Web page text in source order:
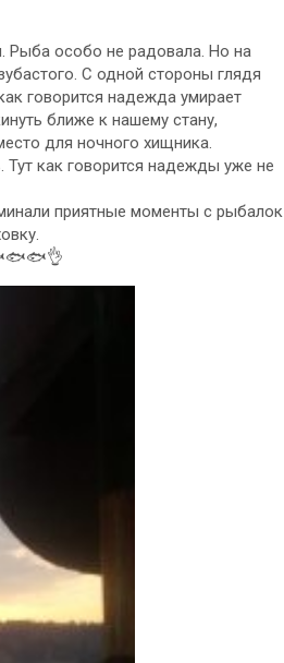
Рыба особо не радовала. Но на
С одной стороны глядя
говорится надежда умирает
ближе к нашему стану,
для ночного хищника.
как говорится надежды уже не
приятные моменты с рыбалок